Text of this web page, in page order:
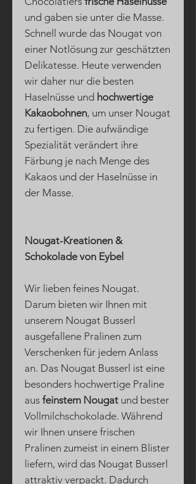
und gaben sie unter die Masse.
Schnell wurde das Nougat von
einer Notlösung zur geschätzten
Delikatesse. Heute verwenden
wir daher nur die besten
Haselnüsse und hochwertige
Kakaobohnen, um unser Nougat
zu fertigen. Die aufwändige
Spezialität verändert ihre
Färbung je nach Menge des
Kakaos und der Haselnüsse in
der Masse.
Nougat-Kreationen &
Schokolade von Eybel
Wir lieben feines Nougat.
Darum bieten wir Ihnen mit
unserem Nougat Busserl
ausgefallene Pralinen zum
Verschenken für jedem Anlass
an. Das Nougat Busserl ist eine
besonders hochwertige Praline
aus feinstem Nougat und bester
Vollmilchschokolade. Während
wir Ihnen unsere frischen
Pralinen zumeist in einem Blister
liefern, wird das Nougat Busserl
attraktiv verpackt. Dadurch